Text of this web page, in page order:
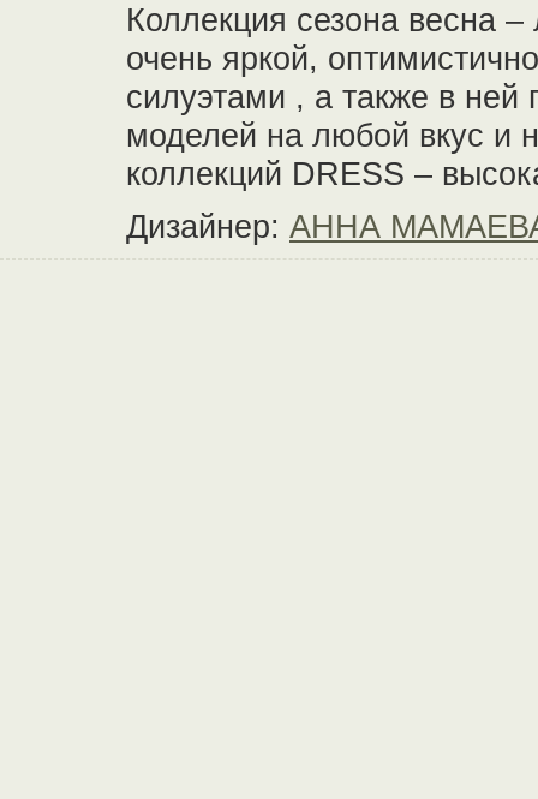
Коллекция сезона весна
очень яркой,
силуэтами , а также в ней
моделей на любой вкус и
коллекций DRESS –
Дизайнер: АННА